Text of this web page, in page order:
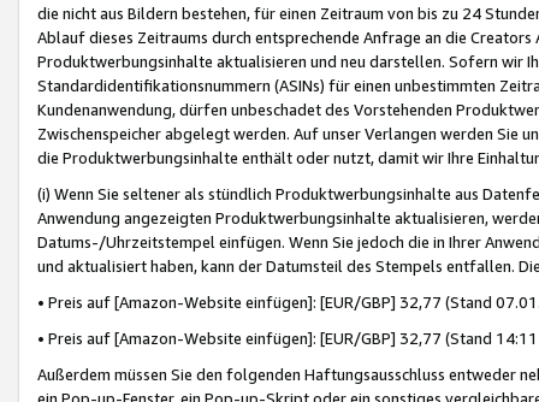
die nicht aus Bildern bestehen, für einen Zeitraum von bis zu 24
Ablauf dieses Zeitraums durch entsprechende Anfrage an die
Produktwerbungsinhalte aktualisieren und neu darstellen. Sofern wir
Standardidentifikationsnummern (ASINs) für einen unbestimmten
Kundenanwendung, dürfen unbeschadet des Vorstehenden
Zwischenspeicher abgelegt werden. Auf unser Verlangen werden Sie
die Produktwerbungsinhalte enthält oder nutzt, damit wir Ihre
(i) Wenn Sie seltener als stündlich Produktwerbungsinhalte aus
Anwendung angezeigten Produktwerbungsinhalte aktualisieren,
Datums-/Uhrzeitstempel einfügen. Wenn Sie jedoch die in Ihrer
und aktualisiert haben, kann der Datumsteil des Stempels entfallen.
• Preis auf [Amazon-Website einfügen]: [EUR/GBP] 32,77 (Stand
• Preis auf [Amazon-Website einfügen]: [EUR/GBP] 32,77 (Stand
Außerdem müssen Sie den folgenden Haftungsausschluss entweder
ein Pop-up-Fenster, ein Pop-up-Skript oder ein sonstiges